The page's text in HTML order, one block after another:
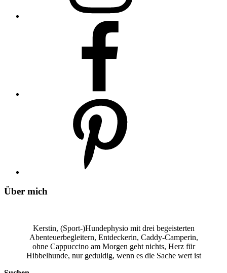
Über mich
Kerstin, (Sport-)Hundephysio mit drei begeisterten
Abenteuerbegleitern, Entdeckerin, Caddy-Camperin,
ohne Cappuccino am Morgen geht nichts, Herz für
Hibbelhunde, nur geduldig, wenn es die Sache wert ist